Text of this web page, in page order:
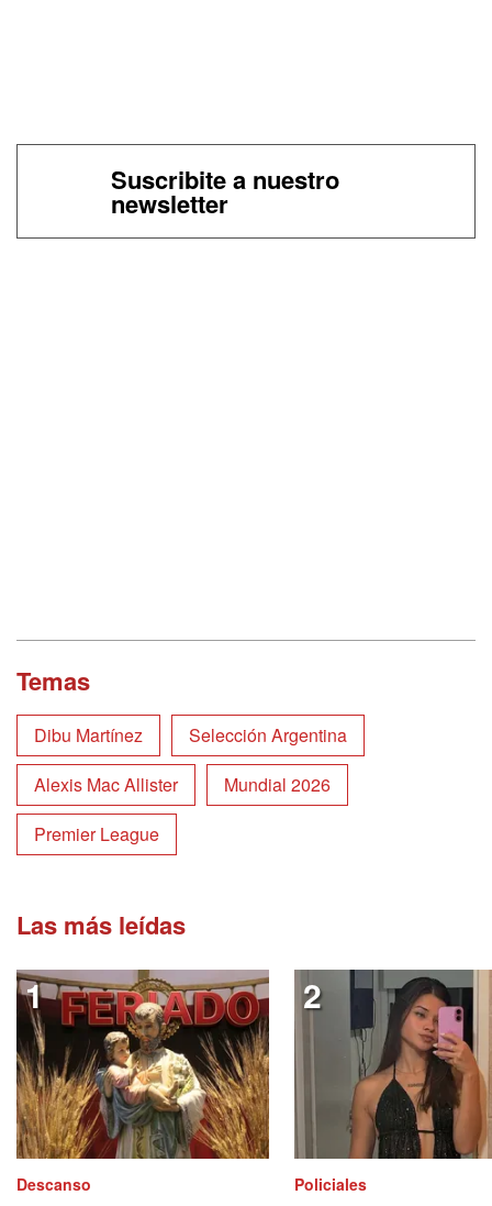
Suscribite a nuestro
newsletter
Temas
Dibu Martínez
Selección Argentina
Alexis Mac Allister
Mundial 2026
Premier League
Las más leídas
Descanso Policiales